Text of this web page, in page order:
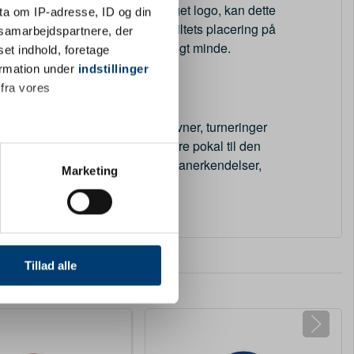
om IP-adresse, ID og din
der
indhold, foretage
under indstillinger
vores
og til at analysere
for sociale medier,
oplysninger, du har givet
Marketing
Tillad alle
I at profilere jer med eget logo, kan dette
valg af eget logo. Sokkelskiltets placering på
der gør præmien til et varigt minde.
og fejringer
ved sportsstævner, turneringer
præmieringen – en større pokal til den
pokalen med øvrige anerkendelser,